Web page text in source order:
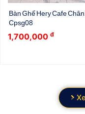
Bàn Ghế Hery Cafe
Cpsg08
1,700,000 đ